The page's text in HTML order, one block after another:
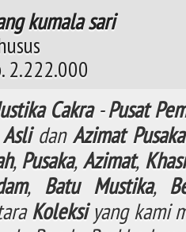
kumala sari
2.222.000
Cakra-Pusat
AslidanAzimat Pusaka
,Pusaka,Azimat,
, Batu Mustika,
Koleksiyang kami